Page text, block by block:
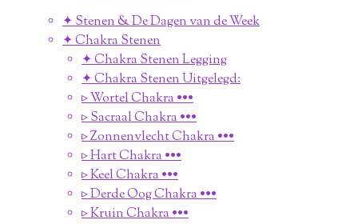
✦ Stenen & De Dagen van de Week
✦ Chakra Stenen
✦ Chakra Stenen Legging
✦ Chakra Stenen Uitgelegd:
▹ Wortel Chakra •••
▹ Sacraal Chakra •••
▹ Zonnenvlecht Chakra •••
▹ Hart Chakra •••
▹ Keel Chakra •••
▹ Derde Oog Chakra •••
▹ Kruin Chakra •••